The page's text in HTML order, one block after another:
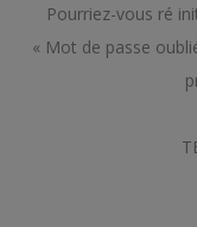
Pourriez-vous ré
« Mot de passe